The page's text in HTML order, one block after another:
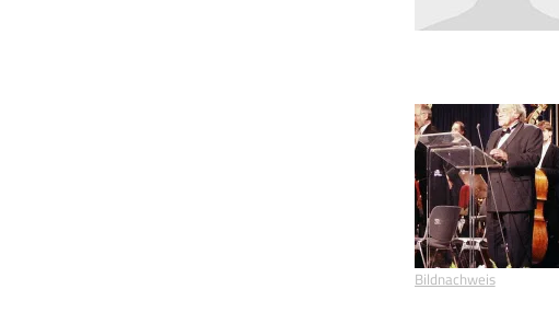
Bildnachweis